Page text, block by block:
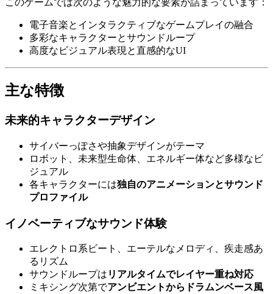
このゲームでは次のような魅力的な要素が詰まっています：
電子音楽とインタラクティブなゲームプレイの融合
多彩なキャラクターとサウンドループ
高度なビジュアル表現と直感的なUI
主な特徴
未来的キャラクターデザイン
サイバーっぽさや抽象デザインがテーマ
ロボット、未来型生命体、エネルギー体など多様なビ
ジュアル
各キャラクターには独自のアニメーションとサウンド
プロファイル
イノベーティブなサウンド体験
エレクトロ系ビート、エーテルなメロディ、疾走感あ
るリズム
サウンドループは リアルタイムでレイヤー重ね対応
ミキシング次第でアンビエントからドラムンベース風